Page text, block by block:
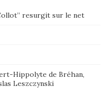
resurgit sur le net
Hippolyte de Bréhan,
Leszczynski